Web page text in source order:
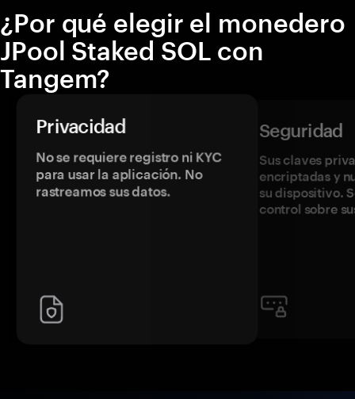
¿Por qué elegir el monedero
JPool Staked SOL con
Tangem?
Privacidad
No se requiere registro ni KYC
para usar la aplicación. No
rastreamos sus datos.
Seguridad
Sus claves
encriptadas y
su dispositivo.
control sobre